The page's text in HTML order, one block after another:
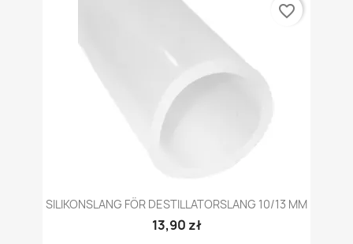
SILIKONSLANG FÖR DESTILLATORSLANG 10/13 MM
13,90 zł
favorite_border